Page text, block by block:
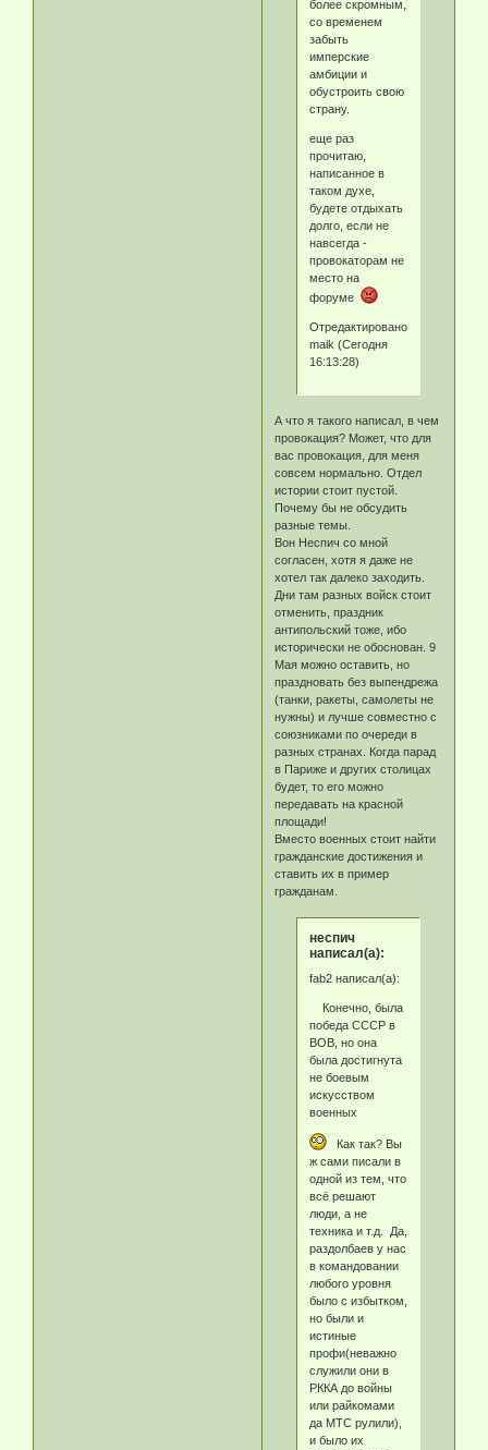
более скромным,
со временем
забыть
имперские
амбиции и
обустроить свою
страну.
еще раз
прочитаю,
написанное в
таком духе,
будете отдыхать
долго, если не
навсегда -
провокаторам не
место на
форуме
Отредактировано
maik (Сегодня
16:13:28)
А что я такого написал, в чем
провокация? Может, что для
вас провокация, для меня
совсем нормально. Отдел
истории стоит пустой.
Почему бы не обсудить
разные темы.
Вон Неспич со мной
согласен, хотя я даже не
хотел так далеко заходить.
Дни там разных войск стоит
отменить, праздник
антипольский тоже, ибо
исторически не обоснован. 9
Мая можно оставить, но
праздновать без выпендрежа
(танки, ракеты, самолеты не
нужны) и лучше совместно с
союзниками по очереди в
разных странах. Когда парад
в Париже и других столицах
будет, то его можно
передавать на красной
площади!
Вместо военных стоит найти
гражданские достижения и
ставить их в пример
гражданам.
неспич
написал(а):
fab2 написал(а):
Конечно, была
победа СССР в
ВОВ, но она
была достигнута
не боевым
искусством
военных
Как так? Вы
ж сами писали в
одной из тем, что
всё решают
люди, а не
техника и т.д. Да,
раздолбаев у нас
в командовании
любого уровня
было с избытком,
но были и
истиные
профи(неважно
служили они в
РККА до войны
или райкомами
да МТС рулили),
и было их